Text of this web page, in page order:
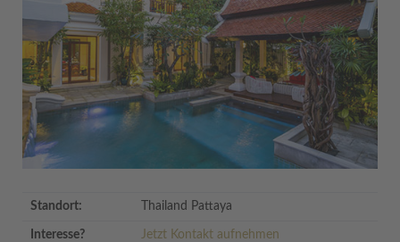
Standort: Thailand Pattaya
Interesse? Jetzt Kontakt aufnehmen